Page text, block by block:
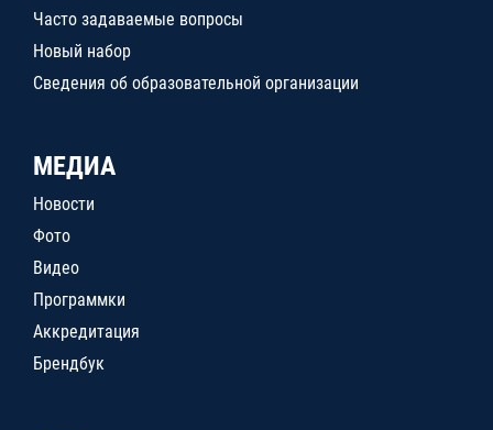
Часто задаваемые вопросы
Новый набор
Сведения об образовательной организации
МЕДИА
Новости
Фото
Видео
Программки
Аккредитация
Брендбук